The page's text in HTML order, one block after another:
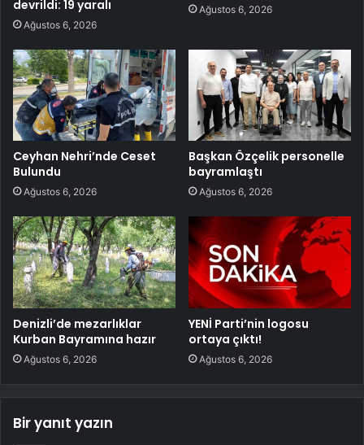
devrildi: 19 yaralı
Ağustos 6, 2026
Ağustos 6, 2026
Ceyhan Nehri’nde Ceset
Bulundu
Ağustos 6, 2026
Başkan Özçelik personelle
bayramlaştı
Ağustos 6, 2026
Denizli’de mezarlıklar
Kurban Bayramına hazır
Ağustos 6, 2026
YENİ Parti’nin logosu
ortaya çıktı!
Ağustos 6, 2026
Bir yanıt yazın